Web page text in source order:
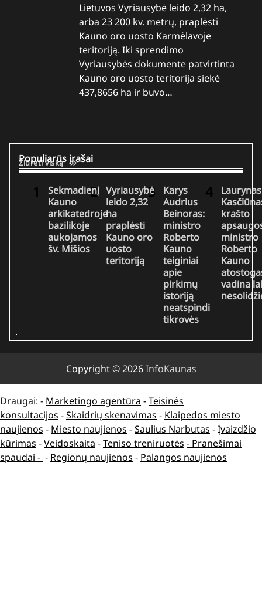
Lietuvos Vyriausybė leido 2,32 ha,
arba 23 200 kv. metrų, praplėsti
Kauno oro uosto Karmėlavoje
teritoriją. Iki sprendimo
Vyriausybės dokumente patvirtinta
Kauno oro uosto teritorija siekė
437,8656 ha ir buvo…
Populiarūs įrašai
Žiūrėti viską
Sekmadienį
Kauno
arkikatedroje
bazilikoje
aukojamos
šv. Mišios
Vyriausybė
leido 2,32
ha
praplėsti
Kauno oro
uosto
teritoriją
Karys
Audrius
Beinoras:
ministro
Roberto
Kauno
teiginiai
apie
pirkimų
istoriją
neatspindi
tikrovės
Laurynas
krašto
ministro
Roberto
Kauno
vadina
Copyright © 2026InfoKaunas
Draugai: - Marketingo agentūra -Teisinės
konsultacijos -Skaidrių skenavimas - Klaipedos miesto
naujienos - Miesto naujienos -Saulius Narbutas -Įvaizdžio
kūrimas -Veidoskaita -Teniso treniruotės - Pranešimai
spaudai - - Regionų naujienos - Palangos naujienos